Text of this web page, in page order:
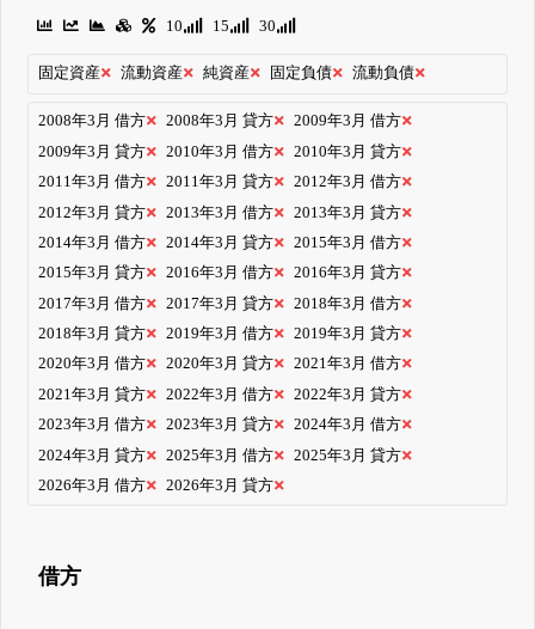
10 15 30
固定資産 流動資産 純資産 固定負債 流動負債
2008年3月 借方 2008年3月 貸方
2009年3月 借方
2009年3月 貸方
2010年3月 借方
2010年3月 貸方
2011年3月 借方
2011年3月 貸方
2012年3月 借方
2012年3月 貸方
2013年3月 借方
2013年3月 貸方
2014年3月 借方
2014年3月 貸方
2015年3月 借方
2015年3月 貸方
2016年3月 借方
2016年3月 貸方
2017年3月 借方
2017年3月 貸方
2018年3月 借方
2018年3月 貸方
2019年3月 借方
2019年3月 貸方
2020年3月 借方
2020年3月 貸方
2021年3月 借方
2021年3月 貸方
2022年3月 借方
2022年3月 貸方
2023年3月 借方
2023年3月 貸方
2024年3月 借方
2024年3月 貸方
2025年3月 借方
2025年3月 貸方
2026年3月 借方
2026年3月 貸方
借方